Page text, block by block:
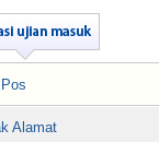
Alamat